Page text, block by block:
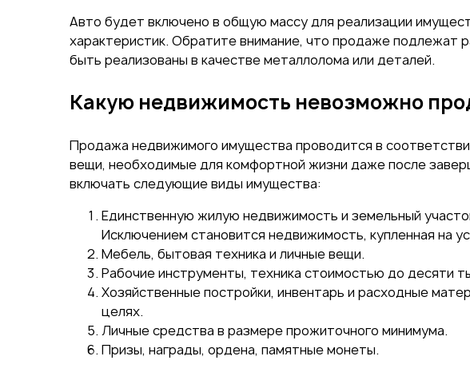
Авто будет включено в общую массу для реализации
характеристик. Обратите внимание, что продаже подлежат
быть реализованы в качестве металлолома или деталей.
Какую недвижимость невозможно
Продажа недвижимого имущества проводится в
вещи, необходимые для комфортной жизни даже после
включать следующие виды имущества:
Единственную жилую недвижимость и земельный
Исключением становится недвижимость, купленная на
Мебель, бытовая техника и личные вещи.
Рабочие инструменты, техника стоимостью до десяти
Хозяйственные постройки, инвентарь и расходные
целях.
Личные средства в размере прожиточного минимума.
Призы, награды, ордена, памятные монеты.